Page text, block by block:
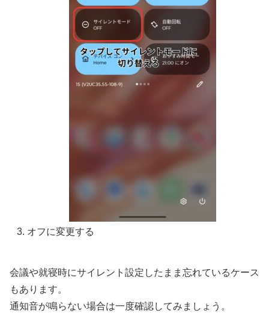
オフに変更する
会議や就寝時にサイレント設定したまま忘れているケース
もあります。
通知音が鳴らない場合は一度確認してみましょう。